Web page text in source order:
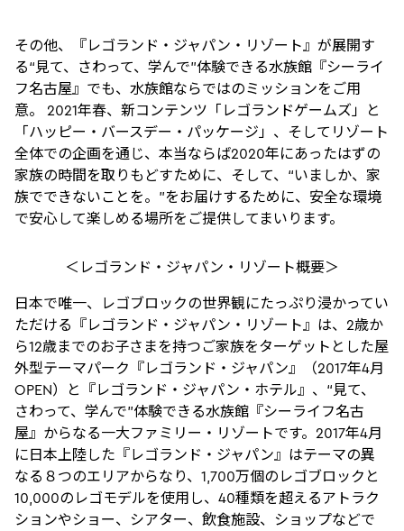
その他、『レゴランド・ジャパン・リゾート』が展開す
る“見て、さわって、学んで”体験できる水族館『シーライ
フ名古屋』でも、水族館ならではのミッションをご用
意。 2021年春、新コンテンツ「レゴランドゲームズ」と
「ハッピー・バースデー・パッケージ」、そしてリゾート
全体での企画を通じ、本当ならば2020年にあったはずの
家族の時間を取りもどすために、そして、“いましか、家
族でできないことを。”をお届けするために、安全な環境
で安心して楽しめる場所をご提供してまいります。
＜レゴランド・ジャパン・リゾート概要＞
日本で唯一、レゴブロックの世界観にたっぷり浸かってい
ただける『レゴランド・ジャパン・リゾート』は、2歳か
ら12歳までのお子さまを持つご家族をターゲットとした屋
外型テーマパーク『レゴランド・ジャパン』（2017年4月
OPEN）と『レゴランド・ジャパン・ホテル』、“見て、
さわって、学んで”体験できる水族館『シーライフ名古
屋』からなる一大ファミリー・リゾートです。2017年4月
に日本上陸した『レゴランド・ジャパン』はテーマの異
なる８つのエリアからなり、1,700万個のレゴブロックと
10,000のレゴモデルを使用し、40種類を超えるアトラク
ションやショー、シアター、飲食施設、ショップなどで